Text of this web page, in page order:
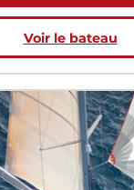
Voir le bateau